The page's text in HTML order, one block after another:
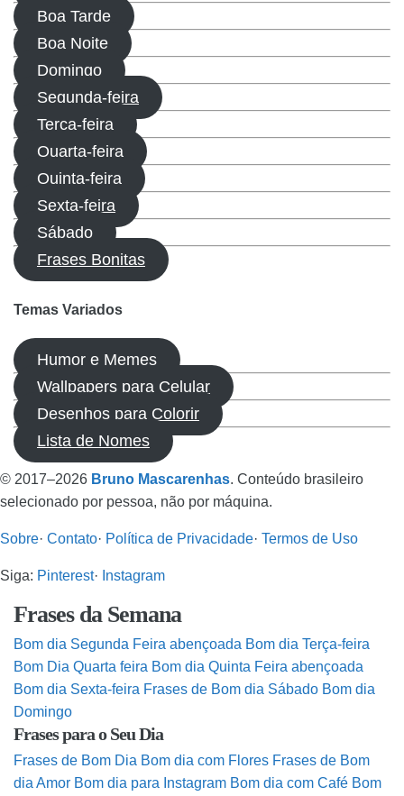
Boa Tarde
Boa Noite
Domingo
Segunda-feira
Terça-feira
Quarta-feira
Quinta-feira
Sexta-feira
Sábado
Frases Bonitas
Temas Variados
Humor e Memes
Wallpapers para Celular
Desenhos para Colorir
Lista de Nomes
© 2017–2026 Bruno Mascarenhas. Conteúdo brasileiro
selecionado por pessoa, não por máquina.
Sobre· Contato· Política de Privacidade· Termos de Uso
Siga: Pinterest· Instagram
Frases da Semana
Bom dia Segunda Feira abençoada Bom dia Terça-feira
Bom Dia Quarta feira Bom dia Quinta Feira abençoada
Bom dia Sexta-feira Frases de Bom dia Sábado Bom dia
Domingo
Frases para o Seu Dia
Frases de Bom Dia Bom dia com Flores Frases de Bom
dia Amor Bom dia para Instagram Bom dia com Café Bom